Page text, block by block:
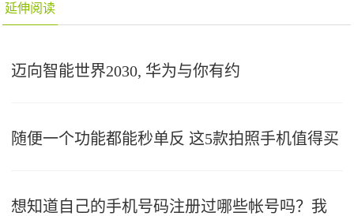
延伸阅读
迈向智能世界2030, 华为与你有约
随便一个功能都能秒单反 这5款拍照手机值得买
想知道自己的手机号码注册过哪些帐号吗？我